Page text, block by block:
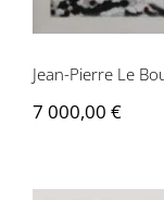
Jean-Pierre Le
7 000,00 €